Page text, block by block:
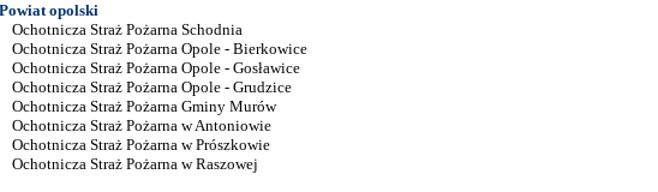
opolski
Ochotnicza Straż Pożarna Schodnia
Ochotnicza Straż Pożarna Opole - Bierkowice
Ochotnicza Straż Pożarna Opole - Gosławice
Ochotnicza Straż Pożarna Opole - Grudzice
Ochotnicza Straż Pożarna Gminy Murów
Ochotnicza Straż Pożarna w Antoniowie
Ochotnicza Straż Pożarna w Prószkowie
Ochotnicza Straż Pożarna w Raszowej